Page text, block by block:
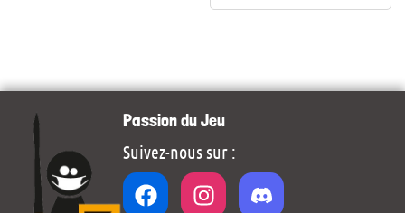
Passion du Jeu
Suivez-nous sur :